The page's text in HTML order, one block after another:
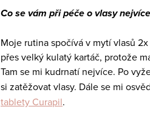
Co se vám při péče o vlasy
Moje rutina spočívá v mytí vlasů
přes velký kulatý kartáč, protože
Tam se mi kudrnatí nejvíce. Po
si zatěžovat vlasy. Dále se mi
tablety Curapil.